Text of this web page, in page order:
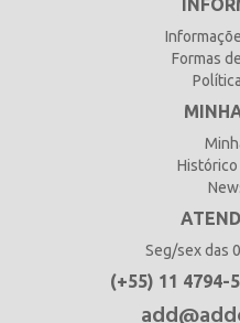
Formas
Seg/sex das
(+55) 11 4794-